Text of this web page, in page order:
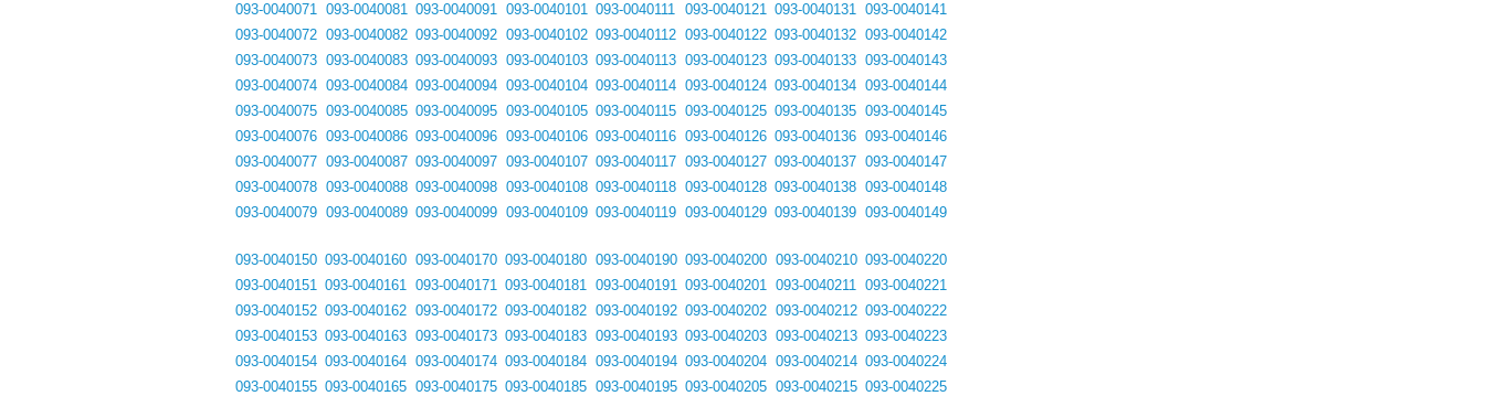
093-0040071
093-0040072
093-0040073
093-0040074
093-0040075
093-0040076
093-0040077
093-0040078
093-0040079
093-0040081
093-0040082
093-0040083
093-0040084
093-0040085
093-0040086
093-0040087
093-0040088
093-0040089
093-0040091
093-0040092
093-0040093
093-0040094
093-0040095
093-0040096
093-0040097
093-0040098
093-0040099
093-0040101
093-0040102
093-0040103
093-0040104
093-0040105
093-0040106
093-0040107
093-0040108
093-0040109
093-0040111
093-0040112
093-0040113
093-0040114
093-0040115
093-0040116
093-0040117
093-0040118
093-0040119
093-0040121
093-0040122
093-0040123
093-0040124
093-0040125
093-0040126
093-0040127
093-0040128
093-0040129
093-0040131
093-0040132
093-0040133
093-0040134
093-0040135
093-0040136
093-0040137
093-0040138
093-0040139
093-0040141
093-0040142
093-0040143
093-0040144
093-0040145
093-0040146
093-0040147
093-0040148
093-0040149
093-0040150
093-0040151
093-0040152
093-0040153
093-0040154
093-0040155
093-0040160
093-0040161
093-0040162
093-0040163
093-0040164
093-0040165
093-0040170
093-0040171
093-0040172
093-0040173
093-0040174
093-0040175
093-0040180
093-0040181
093-0040182
093-0040183
093-0040184
093-0040185
093-0040190
093-0040191
093-0040192
093-0040193
093-0040194
093-0040195
093-0040200
093-0040201
093-0040202
093-0040203
093-0040204
093-0040205
093-0040210
093-0040211
093-0040212
093-0040213
093-0040214
093-0040215
093-0040220
093-0040221
093-0040222
093-0040223
093-0040224
093-0040225